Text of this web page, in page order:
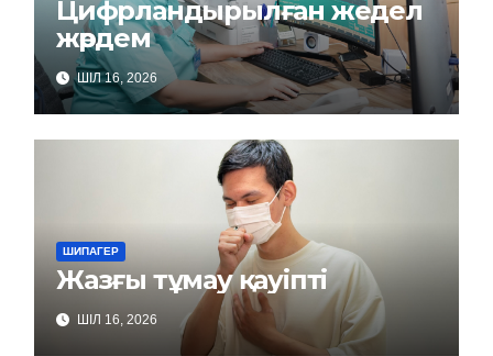
Цифрландырылған жедел
жәрдем
ШІЛ 16, 2026
ШИПАГЕР
Жазғы тұмау қауіпті
ШІЛ 16, 2026